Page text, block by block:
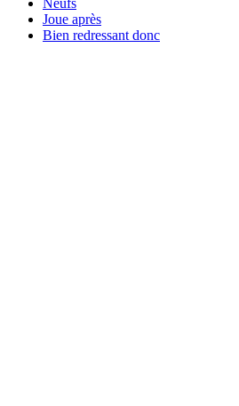
Joue après
Bien redressant donc